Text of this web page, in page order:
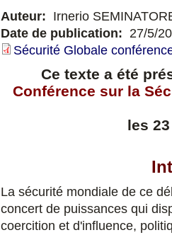
Auteur: Irnerio
Date de publication: 27/5/
Sécurité Globale
Ce texte a été
Conférence sur la
les
La sécurité mondiale de ce
concert de puissances qui
coercition et d'influence,